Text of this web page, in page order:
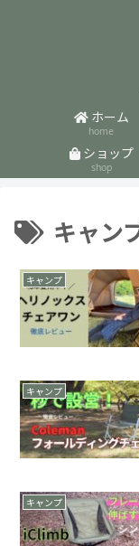
ホーム
home
ショップ
shop
キャン
キャンプ
キャンプ
キャンプ